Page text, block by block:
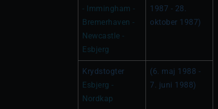
- Immingham -
Bremerhaven -
Newcastle -
Esbjerg
1987 - 28.
oktober 1987)
Esbjerg -
Nordkap
(6. maj 1988 -
7. juni 1988)